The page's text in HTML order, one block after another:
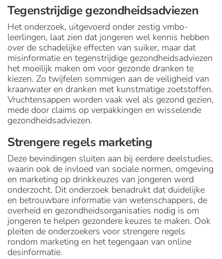
Tegenstrijdige gezondheidsadviezen
Het onderzoek, uitgevoerd onder zestig vmbo-
leerlingen, laat zien dat jongeren wel kennis hebben
over de schadelijke effecten van suiker, maar dat
misinformatie en tegenstrijdige gezondheidsadviezen
het moeilijk maken om voor gezonde dranken te
kiezen. Zo twijfelen sommigen aan de veiligheid van
kraanwater en dranken met kunstmatige zoetstoffen.
Vruchtensappen worden vaak wel als gezond gezien,
mede door claims op verpakkingen en wisselende
gezondheidsadviezen.
Strengere regels marketing
Deze bevindingen sluiten aan bij eerdere deelstudies,
waarin ook de invloed van sociale normen, omgeving
en marketing op drinkkeuzes van jongeren werd
onderzocht. Dit onderzoek benadrukt dat duidelijke
en betrouwbare informatie van wetenschappers, de
overheid en gezondheidsorganisaties nodig is om
jongeren te helpen gezondere keuzes te maken. Ook
pleiten de onderzoekers voor strengere regels
rondom marketing en het tegengaan van online
desinformatie.